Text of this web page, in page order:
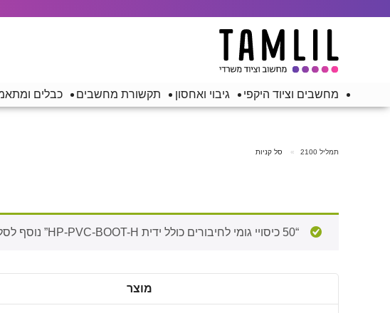
מחשבים וציוד היקפי גיבוי ואחסון תקשורת מחשבים כבלים
תמליל 2100 סל קניות
“50 כיסויי גומי לחיבורים כולל ידית HP-PVC-BOOT-H” נוסף לסל הקניות.
מוצר